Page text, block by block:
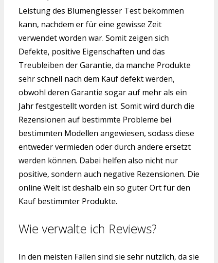
Leistung des Blumengiesser Test bekommen
kann, nachdem er für eine gewisse Zeit
verwendet worden war. Somit zeigen sich
Defekte, positive Eigenschaften und das
Treubleiben der Garantie, da manche Produkte
sehr schnell nach dem Kauf defekt werden,
obwohl deren Garantie sogar auf mehr als ein
Jahr festgestellt worden ist. Somit wird durch die
Rezensionen auf bestimmte Probleme bei
bestimmten Modellen angewiesen, sodass diese
entweder vermieden oder durch andere ersetzt
werden können. Dabei helfen also nicht nur
positive, sondern auch negative Rezensionen. Die
online Welt ist deshalb ein so guter Ort für den
Kauf bestimmter Produkte.
Wie verwalte ich Reviews?
In den meisten Fällen sind sie sehr nützlich, da sie